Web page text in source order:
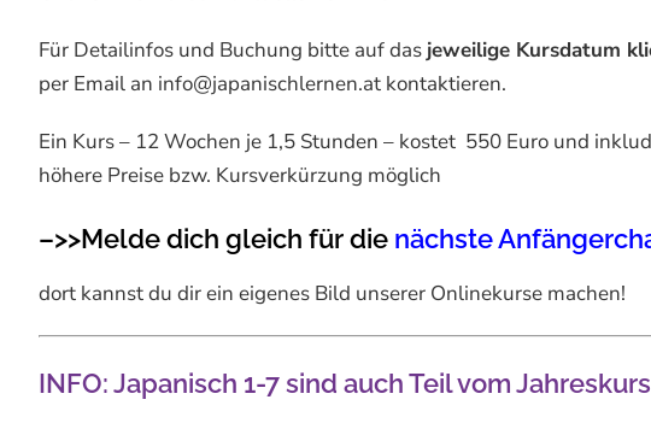
Für Detailinfos und Buchung bitte auf das jeweilige Kursdatum
per Email an info@japanischlernen.at kontaktieren.
Ein Kurs – 12 Wochen je 1,5 Stunden – kostet 550 Euro und
höhere Preise bzw. Kursverkürzung möglich
–>>Melde dich gleich für die nächste
dort kannst du dir ein eigenes Bild unserer Onlinekurse machen!
INFO: Japanisch 1-7 sind auch Teil vom